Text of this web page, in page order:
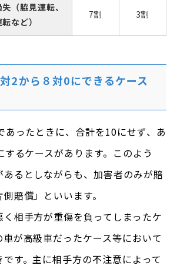
（脇見運転、
など）
7割 3割
2から８対0にできるケース
あったときに、合計を10にせず、あ
するケースがあります。このよう
あるとしながらも、加害者のみが賠
賠償」といいます。
相手方が重傷を負ってしまったケ
が高級車だったケース等において
す。主に相手方の不注意によって